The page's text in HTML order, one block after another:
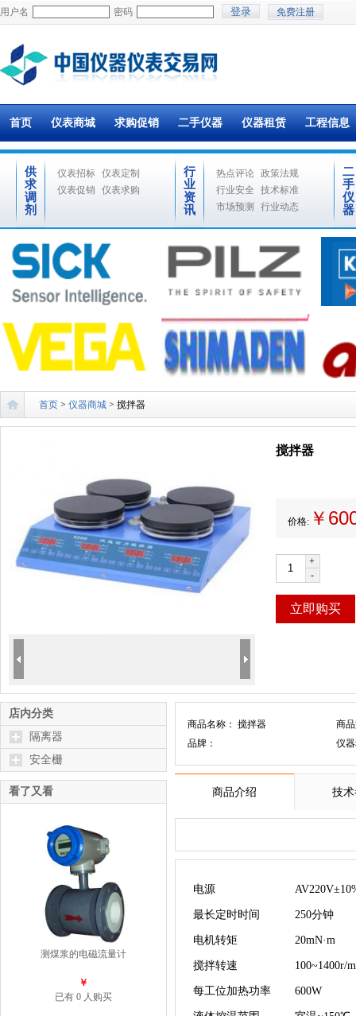
用户名 密码 免费注册
首页 仪表商城 求购促销 二手仪器 仪器租赁 工程信息
供
求
调
剂
仪表招标 仪表定制
仪表促销
仪表求购
行
业
资
讯
热点评论 政策法规
行业安全
技术标准
市场预测
行业动态
二
手
仪
器
首页 > 仪器商城 > 搅拌器
搅拌器
价格: ￥
+
-
立即购买
店内分类
隔离器
安全栅
看了又看
测煤浆的电磁流量计
￥
已有 0 人购买
商品名称： 搅拌器
商
品牌：
仪
商品介绍 技
电源
最长定时时间 250分钟
电机转矩 20mN·m
搅拌转速 100~1400r/
每工位加热功率 600W